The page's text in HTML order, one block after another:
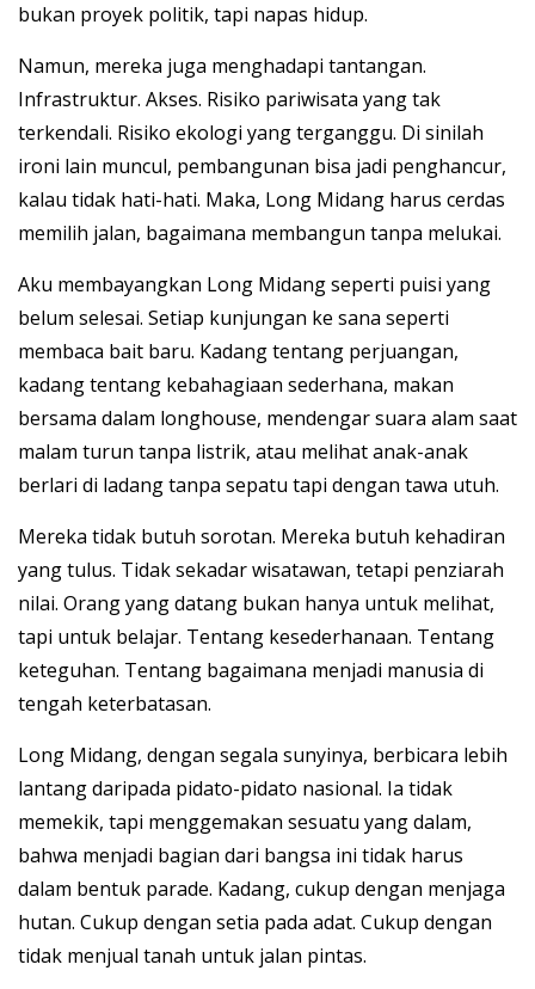
bukan proyek politik, tapi napas hidup.
Namun, mereka juga menghadapi tantangan.
Infrastruktur. Akses. Risiko pariwisata yang tak
terkendali. Risiko ekologi yang terganggu. Di sinilah
ironi lain muncul, pembangunan bisa jadi penghancur,
kalau tidak hati-hati. Maka, Long Midang harus cerdas
memilih jalan, bagaimana membangun tanpa melukai.
Aku membayangkan Long Midang seperti puisi yang
belum selesai. Setiap kunjungan ke sana seperti
membaca bait baru. Kadang tentang perjuangan,
kadang tentang kebahagiaan sederhana, makan
bersama dalam longhouse, mendengar suara alam saat
malam turun tanpa listrik, atau melihat anak-anak
berlari di ladang tanpa sepatu tapi dengan tawa utuh.
Mereka tidak butuh sorotan. Mereka butuh kehadiran
yang tulus. Tidak sekadar wisatawan, tetapi penziarah
nilai. Orang yang datang bukan hanya untuk melihat,
tapi untuk belajar. Tentang kesederhanaan. Tentang
keteguhan. Tentang bagaimana menjadi manusia di
tengah keterbatasan.
Long Midang, dengan segala sunyinya, berbicara lebih
lantang daripada pidato-pidato nasional. Ia tidak
memekik, tapi menggemakan sesuatu yang dalam,
bahwa menjadi bagian dari bangsa ini tidak harus
dalam bentuk parade. Kadang, cukup dengan menjaga
hutan. Cukup dengan setia pada adat. Cukup dengan
tidak menjual tanah untuk jalan pintas.